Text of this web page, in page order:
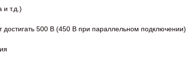
и т.д.)
500 В (450 В при параллельном подключении)